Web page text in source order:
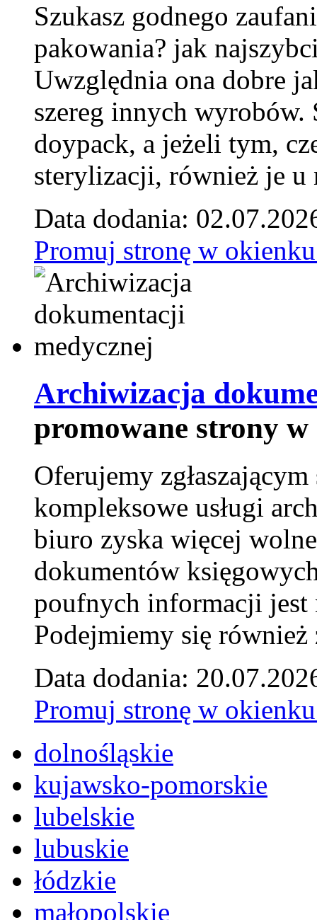
Szukasz godnego
pakowania? jak
Uwzględnia ona dobre
szereg innych
doypack, a jeżeli tym,
sterylizacji, również je u
Data dodania:
Promuj stronę w
Archiwizacja
promowane strony
Oferujemy
kompleksowe usługi
biuro zyska więcej
dokumentów
poufnych informacji jest
Podejmiemy się
Data dodania:
Promuj stronę w
dolnośląskie
kujawsko-pomorskie
lubelskie
lubuskie
łódzkie
małopolskie